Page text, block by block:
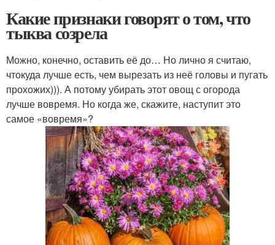
Какие признаки говорят о том, что
тыква созрела
Можно, конечно, оставить её до… Но лично я считаю,
чтокуда лучше есть, чем вырезать из неё головы и пугать
прохожих))). А потому убирать этот овощ с огорода
лучше вовремя. Но когда же, скажите, наступит это
самое «вовремя»?